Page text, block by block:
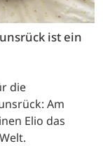
ist ein
die
Am
Elio das